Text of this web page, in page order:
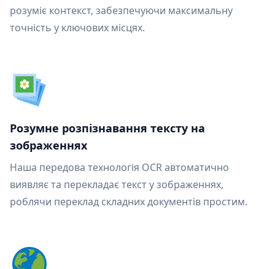
розуміє контекст, забезпечуючи максимальну
точність у ключових місцях.
Розумне розпізнавання тексту на
зображеннях
Наша передова технологія OCR автоматично
виявляє та перекладає текст у зображеннях,
роблячи переклад складних документів простим.